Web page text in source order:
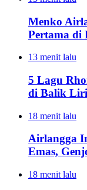
Menko
Pertama di
13 menit lalu
5 Lagu
di Balik
18 menit lalu
Airlangga
Emas,
18 menit lalu